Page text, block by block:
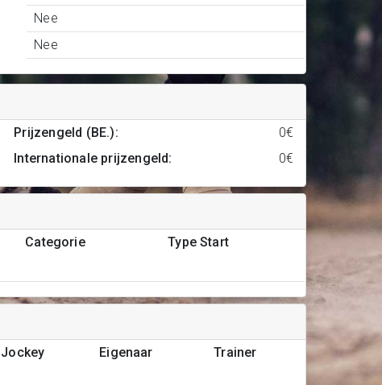
Nee
Nee
Prijzengeld (BE.):
0€
Internationale prijzengeld: 0€
Categorie
Type Start
Jockey Eigenaar
Trainer